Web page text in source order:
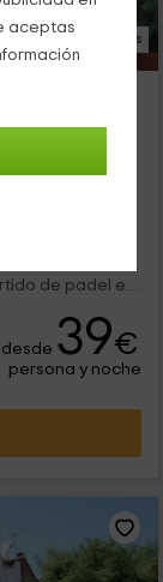
aceptas
36 Fotos
de padel en
desde 39€
persona y noche